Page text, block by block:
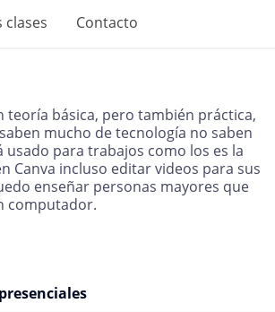
clases Contacto
teoría básica, pero también práctica,
mucho de tecnología no saben
usado para trabajos como los es la
Canva incluso editar videos para sus
enseñar personas mayores que
computador.
presenciales